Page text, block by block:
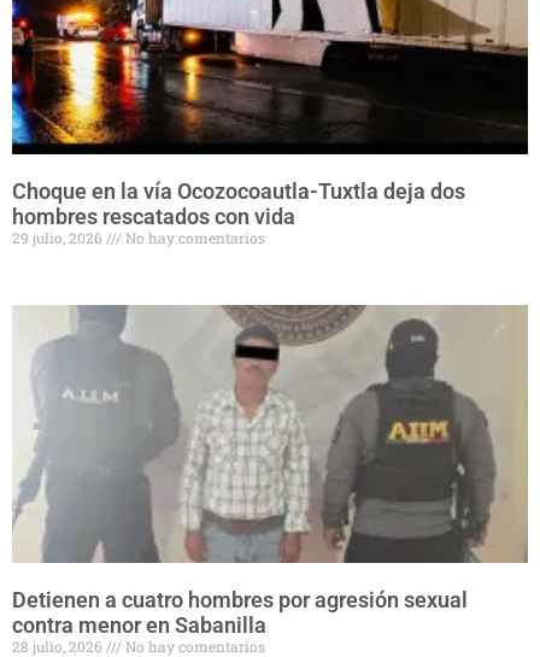
Choque en la vía Ocozocoautla-Tuxtla deja dos
hombres rescatados con vida
29 julio, 2026 No hay comentarios
Detienen a cuatro hombres por agresión sexual
contra menor en Sabanilla
28 julio, 2026 No hay comentarios